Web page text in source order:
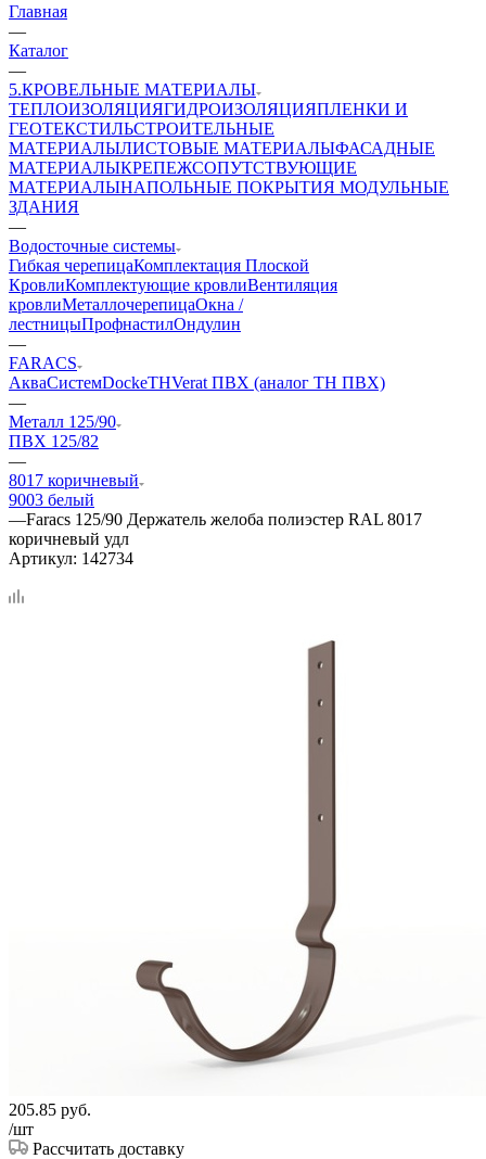
Главная
—
Каталог
—
5.КРОВЕЛЬНЫЕ МАТЕРИАЛЫ
ТЕПЛОИЗОЛЯЦИЯГИДРОИЗОЛЯЦИЯПЛЕНКИ И
ГЕОТЕКСТИЛЬСТРОИТЕЛЬНЫЕ
МАТЕРИАЛЫЛИСТОВЫЕ МАТЕРИАЛЫФАСАДНЫЕ
МАТЕРИАЛЫКРЕПЕЖСОПУТСТВУЮЩИЕ
МАТЕРИАЛЫНАПОЛЬНЫЕ ПОКРЫТИЯ МОДУЛЬНЫЕ
ЗДАНИЯ
—
Водосточные системы
Гибкая черепицаКомплектация Плоской
КровлиКомплектующие кровлиВентиляция
кровлиМеталлочерепицаОкна /
лестницыПрофнастилОндулин
—
FARACS
АкваСистемDockeТНVerat ПВХ (аналог ТН ПВХ)
—
Металл 125/90
ПВХ 125/82
—
8017 коричневый
9003 белый
—Faracs 125/90 Держатель желоба полиэстер RAL 8017
коричневый удл
Артикул: 142734
205.85 руб.
/шт
Рассчитать доставку